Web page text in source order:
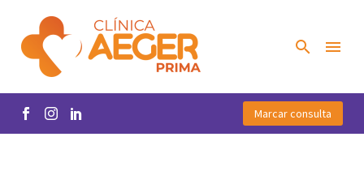
Marcar consulta